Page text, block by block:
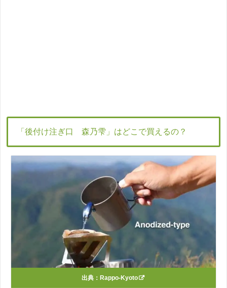
「後付け注ぎ口 森乃雫」はどこで買えるの？
出典： Rappo-Kyoto